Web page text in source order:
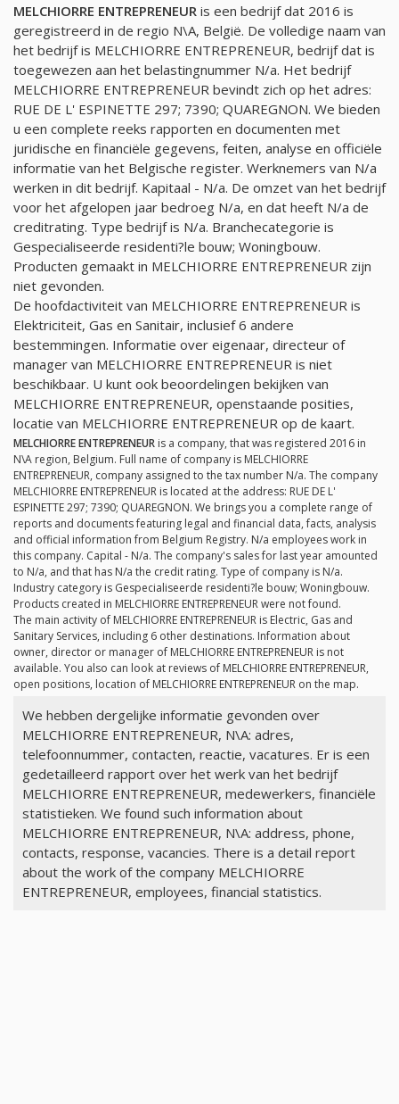
MELCHIORRE ENTREPRENEUR is een bedrijf dat 2016 is
geregistreerd in de regio N\A, België. De volledige naam van
het bedrijf is MELCHIORRE ENTREPRENEUR, bedrijf dat is
toegewezen aan het belastingnummer N/a. Het bedrijf
MELCHIORRE ENTREPRENEUR bevindt zich op het adres:
RUE DE L' ESPINETTE 297; 7390; QUAREGNON. We bieden
u een complete reeks rapporten en documenten met
juridische en financiële gegevens, feiten, analyse en officiële
informatie van het Belgische register. Werknemers van N/a
werken in dit bedrijf. Kapitaal - N/a. De omzet van het bedrijf
voor het afgelopen jaar bedroeg N/a, en dat heeft N/a de
creditrating. Type bedrijf is N/a. Branchecategorie is
Gespecialiseerde residenti?le bouw; Woningbouw.
Producten gemaakt in MELCHIORRE ENTREPRENEUR zijn
niet gevonden.
De hoofdactiviteit van MELCHIORRE ENTREPRENEUR is
Elektriciteit, Gas en Sanitair, inclusief 6 andere
bestemmingen. Informatie over eigenaar, directeur of
manager van MELCHIORRE ENTREPRENEUR is niet
beschikbaar. U kunt ook beoordelingen bekijken van
MELCHIORRE ENTREPRENEUR, openstaande posities,
locatie van MELCHIORRE ENTREPRENEUR op de kaart.
MELCHIORRE ENTREPRENEUR is a company, that was registered 2016 in
N\A region, Belgium. Full name of company is MELCHIORRE
ENTREPRENEUR, company assigned to the tax number N/a. The company
MELCHIORRE ENTREPRENEUR is located at the address: RUE DE L'
ESPINETTE 297; 7390; QUAREGNON. We brings you a complete range of
reports and documents featuring legal and financial data, facts, analysis
and official information from Belgium Registry. N/a employees work in
this company. Capital - N/a. The company's sales for last year amounted
to N/a, and that has N/a the credit rating. Type of company is N/a.
Industry category is Gespecialiseerde residenti?le bouw; Woningbouw.
Products created in MELCHIORRE ENTREPRENEUR were not found.
The main activity of MELCHIORRE ENTREPRENEUR is Electric, Gas and
Sanitary Services, including 6 other destinations. Information about
owner, director or manager of MELCHIORRE ENTREPRENEUR is not
available. You also can look at reviews of MELCHIORRE ENTREPRENEUR,
open positions, location of MELCHIORRE ENTREPRENEUR on the map.
We hebben dergelijke informatie gevonden over
MELCHIORRE ENTREPRENEUR, N\A: adres,
telefoonnummer, contacten, reactie, vacatures. Er is een
gedetailleerd rapport over het werk van het bedrijf
MELCHIORRE ENTREPRENEUR, medewerkers, financiële
statistieken. We found such information about
MELCHIORRE ENTREPRENEUR, N\A: address, phone,
contacts, response, vacancies. There is a detail report
about the work of the company MELCHIORRE
ENTREPRENEUR, employees, financial statistics.